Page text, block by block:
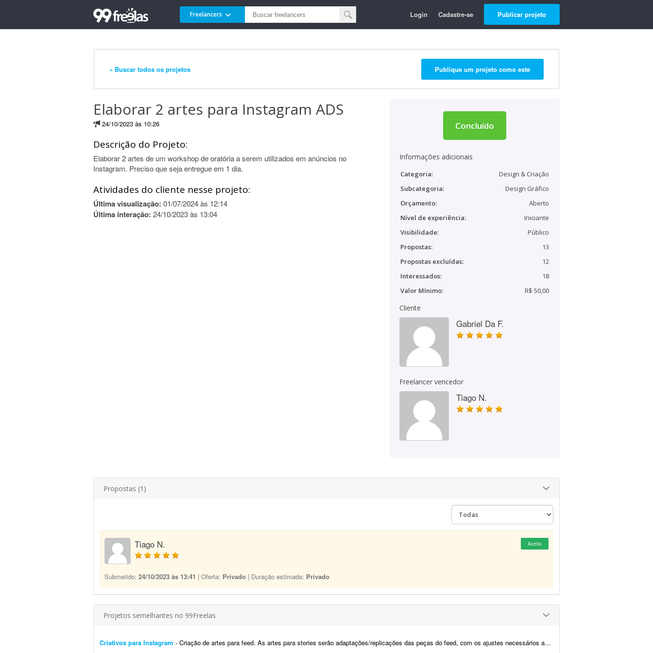
Freelancers Login Cadastre-se Publicar projeto
« Buscar todos os projetos Publique um projeto como este
Elaborar 2 artes para Instagram ADS
24/10/2023 às 10:26
Descrição do Projeto:
Elaborar 2 artes de um workshop de oratória a serem utilizados em anúncios no
Instagram. Preciso que seja entregue em 1 dia.
Atividades do cliente nesse projeto:
Última visualização: 01/07/2024 às 12:14
Última interação: 24/10/2023 às 13:04
Concluído
Informações adicionais
Categoria:
Design & Criação
Subcategoria:
Design Gráfico
Orçamento:
Aberto
Nível de experiência:
Iniciante
Visibilidade:
Público
Propostas:
13
Propostas excluídas:
12
Interessados:
18
Valor Mínimo:
R$ 50,00
Cliente
Gabriel Da F.
Freelancer vencedor
Tiago N.
Propostas (1)
Tiago N. Aceita
Submetido: 24/10/2023 às 13:41 | Oferta: Privado | Duração estimada: Privado
Projetos semelhantes no 99Freelas
Criativos para Instagram - Criação de artes para feed. As artes para stories serão adaptações/replicações das peças do feed, com os ajustes necessários ao forma...